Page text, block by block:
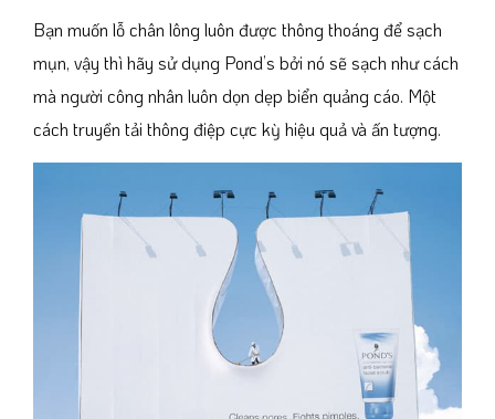
Bạn muốn lỗ chân lông luôn được thông thoáng để sạch
mụn, vậy thì hãy sử dụng Pond’s bởi nó sẽ sạch như cách
mà người công nhân luôn dọn dẹp biển quảng cáo. Một
cách truyền tải thông điệp cực kỳ hiệu quả và ấn tượng.